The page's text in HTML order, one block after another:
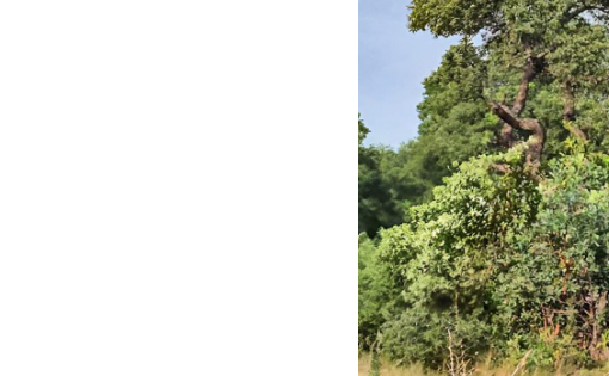
حمله ۶ سگ به کودک ۹ ساله در سنندج؛
دوباره به صدا درآمد
کشته شدند